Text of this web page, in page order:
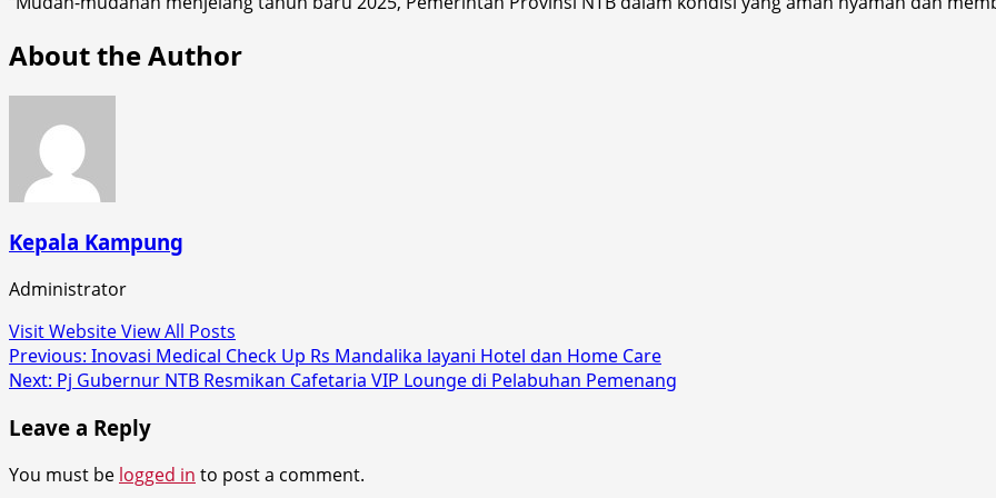
About the Author
Kepala Kampung
Administrator
Visit WebsiteView All Posts
Post
navigation
Previous: Inovasi Medical Check Up Rs Mandalika layani Hotel dan Home Care
Next: Pj Gubernur NTB Resmikan Cafetaria VIP Lounge di Pelabuhan Pemenang
Leave a Reply
You must be logged in to post a comment.